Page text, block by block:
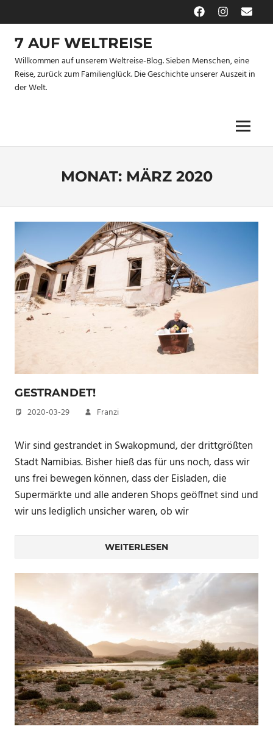
Inhalt
springen
FacebookInstagram
E-
Mail
7 AUF WELTREISE
Willkommen auf unserem Weltreise-Blog. Sieben Menschen, eine
Reise, zurück zum Familienglück. Die Geschichte unserer Auszeit in
der Welt.
Menu
MONAT: MÄRZ 2020
GESTRANDET!
2020-03-29 Franzi
Wir sind gestrandet in Swakopmund, der drittgrößten
Stadt Namibias. Bisher hieß das für uns noch, dass wir
uns frei bewegen können, dass der Eisladen, die
Supermärkte und alle anderen Shops geöffnet sind und
wir uns lediglich unsicher waren, ob wir
WEITERLESEN